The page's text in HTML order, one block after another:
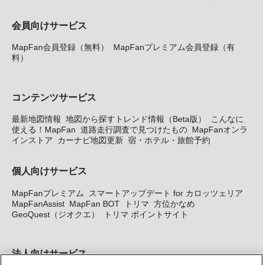
会員向けサービス
MapFan会員登録（無料）
MapFanプレミアム会員登録（有
料）
コンテンツサービス
最新地図情報 地図から探すトレンド情報（Beta版）
こんなに
使える！MapFan 道路走行調査で見つけたもの MapFanオンラ
インストア
カーナビ地図更新 宿・ホテル・旅館予約
個人向けサービス
MapFanプレミアム
スマートアップデート for カロッツェリア
MapFanAssist MapFan BOT トリマ 方位かなめ
GeoQuest（ジオクエ）
トリマ ポイントサイト
法人向けサービス